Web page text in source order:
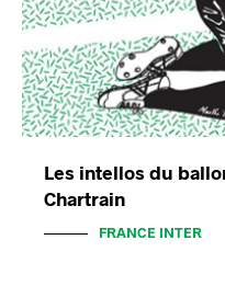
Les intellos du
Chartrain
FRANCE INTER